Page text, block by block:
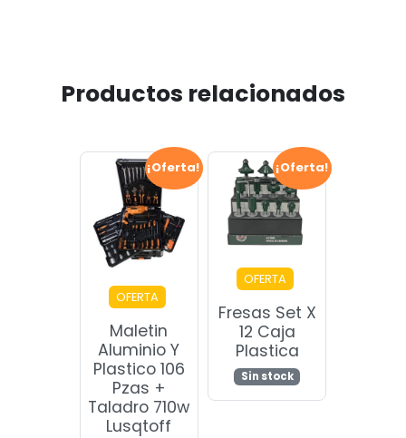
Productos relacionados
¡Oferta!
OFERTA
Maletin
Aluminio Y
Plastico 106
Pzas +
Taladro 710w
Lusqtoff
¡Oferta!
OFERTA
Fresas Set X
12 Caja
Plastica
Sin stock